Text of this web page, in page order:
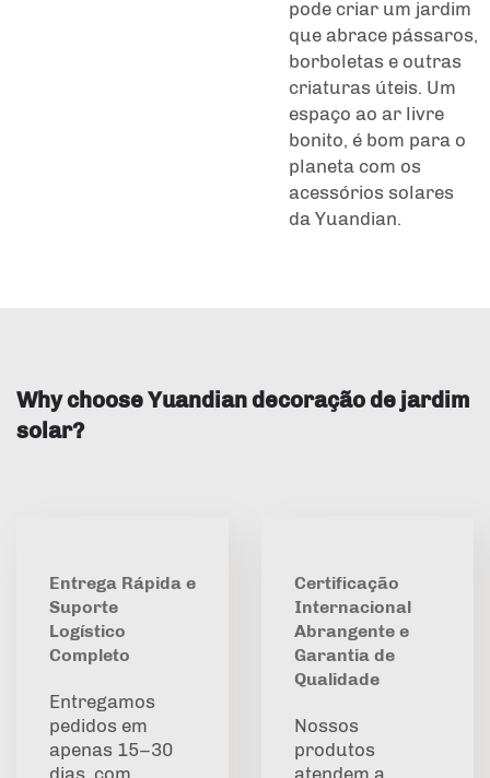
pode criar um jardim
que abrace pássaros,
borboletas e outras
criaturas úteis. Um
espaço ao ar livre
bonito, é bom para o
planeta com os
acessórios solares
da Yuandian.
Why choose Yuandian decoração de jardim
solar?
Entrega Rápida e
Suporte
Logístico
Completo
Entregamos
pedidos em
apenas 15–30
dias, com
Certificação
Internacional
Abrangente e
Garantia de
Qualidade
Nossos
produtos
atendem a